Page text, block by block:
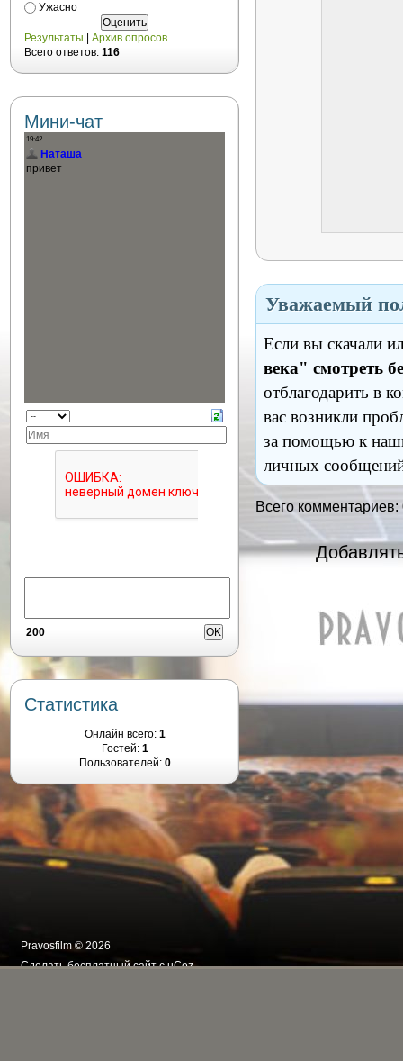
Уважаемый
Если вы скачали
века" смотреть
отблагодарить в
вас возникли
за помощью к
личных
Всего комментариев:
Ужасно
Результаты
Архив опросов
Всего ответов: 116
Мини-чат
200
Статистика
Онлайн всего: 1
Гостей: 1
Пользователей: 0
Pravosfilm © 2026
Сделатьбесплатный сайтсuCoz